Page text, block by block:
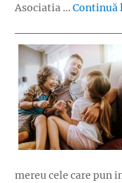
Asociatia … Continuă
mereu cele care pun